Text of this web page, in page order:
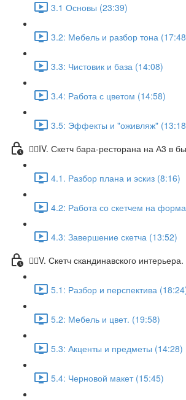
3.1 Основы (23:39)
3.2: Мебель и разбор тона
3.3: Чистовик и база (14:08)
3.4: Работа с цветом (14:58)
3.5: Эффекты и "оживляж"
✍🏼IV. Скетч бара-ресторана на А3 в
4.1. Разбор плана и эскиз (8:16)
4.2: Работа со скетчем на
4.3: Завершение скетча (13:52)
✍🏼V. Скетч скандинавского
5.1: Разбор и перспектива
5.2: Мебель и цвет. (19:58)
5.3: Акценты и предметы (14:28)
5.4: Черновой макет (15:45)